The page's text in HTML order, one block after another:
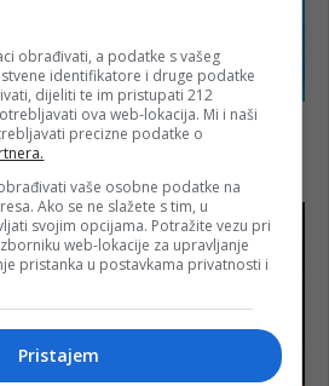
obrađivati, a podatke s vašeg
identifikatore i druge podatke
dijeliti te im pristupati 212
ova web-lokacija. Mi i naši
precizne podatke o
vaše osobne podatke na
Ako se ne slažete s tim, u
svojim opcijama. Potražite vezu pri
web-lokacije za upravljanje
pristanka u postavkama privatnosti i
Pristajem